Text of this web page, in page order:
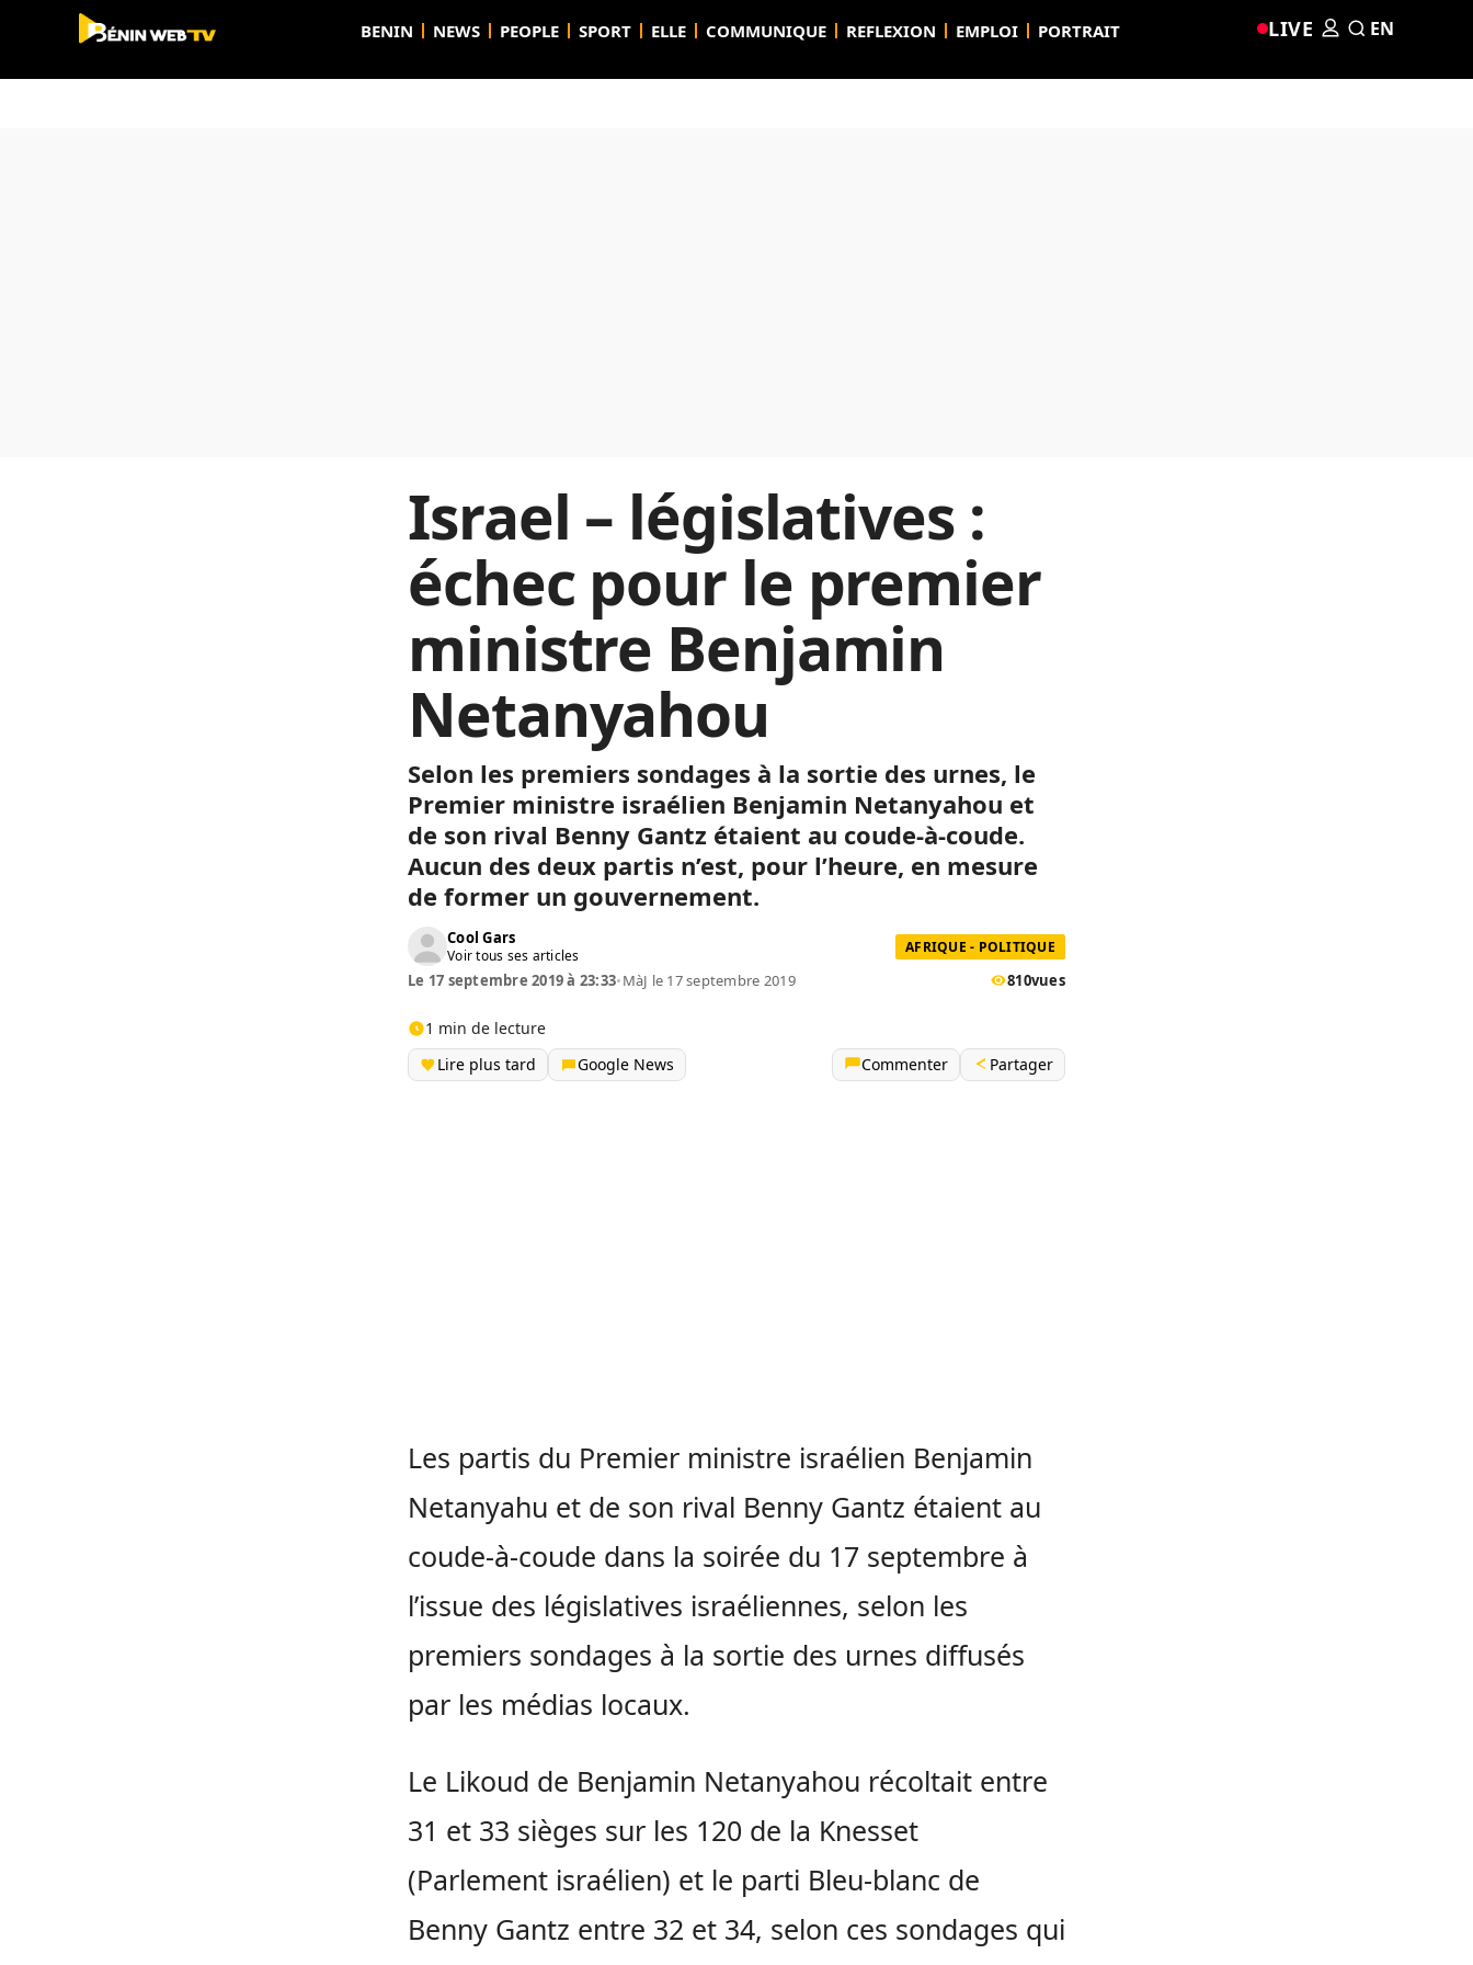
BENIN NEWS PEOPLE SPORT ELLE COMMUNIQUE REFLEXION EMPLOI PORTRAIT LIVE EN
Israel – législatives :
échec pour le premier
ministre Benjamin
Netanyahou
Selon les premiers sondages à la sortie des urnes, le
Premier ministre israélien Benjamin Netanyahou et
de son rival Benny Gantz étaient au coude-à-coude.
Aucun des deux partis n’est, pour l’heure, en mesure
de former un gouvernement.
Cool Gars
Voir tous ses articles AFRIQUE - POLITIQUE
Le 17 septembre 2019 à 23:33•MàJ le 17 septembre 2019 810vues
1 min de lecture
Lire plus tard
Google News Commenter Partager
Les partis du Premier ministre israélien Benjamin
Netanyahu et de son rival Benny Gantz étaient au
coude-à-coude dans la soirée du 17 septembre à
l’issue des législatives israéliennes, selon les
premiers sondages à la sortie des urnes diffusés
par les médias locaux.
Le Likoud de Benjamin Netanyahou récoltait entre
31 et 33 sièges sur les 120 de la Knesset
(Parlement israélien) et le parti Bleu-blanc de
Benny Gantz entre 32 et 34, selon ces sondages qui